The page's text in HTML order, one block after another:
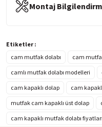
Montaj
Etiketler :
cam mutfak dolabı
cam
camlı mutfak dolabı modelleri
cam kapaklı dolap
cam
mutfak cam kapaklı üst dolap
cam kapaklı mutfak dolabı fiyatları